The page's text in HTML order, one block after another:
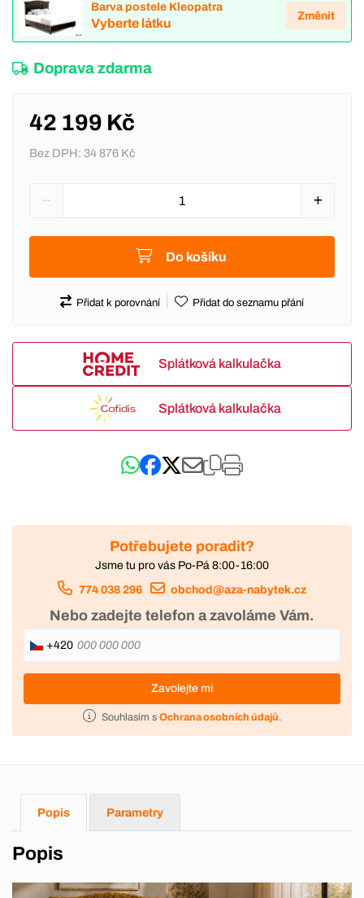
Barva postele Kleopatra
Vyberte látku
Změnit
Doprava zdarma
42 199 Kč
Bez DPH: 34 876 Kč
Do košíku
Přidat k porovnání Přidat do seznamu přání
Splátková kalkulačka
Splátková kalkulačka
Potřebujete poradit?
Jsme tu pro vás Po-Pá 8:00-16:00
774 038 296 obchod@aza-nabytek.cz
Nebo zadejte telefon a zavoláme Vám.
+420
Zavolejte mi
Souhlasím s Ochrana osobních údajů.
Popis Parametry
Popis